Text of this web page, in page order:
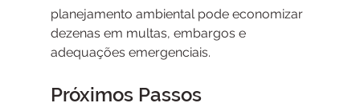
planejamento ambiental pode economizar
dezenas em multas, embargos e
adequações emergenciais.
Próximos Passos